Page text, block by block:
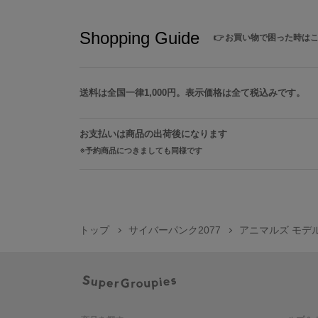
Shopping Guide 👉お買い物で困った時は
送料は全国一律1,000円。表示価格は全て税込みです。
お支払いは商品の出荷後になります
予約商品につきましても同様です
トップ サイバーパンク2077 アニマルズ モデ